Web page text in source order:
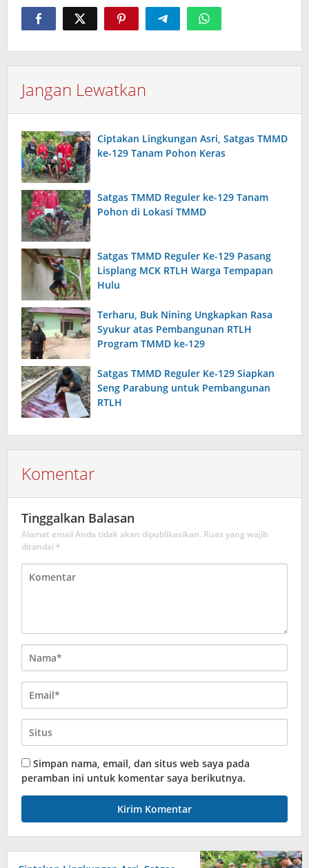
Jangan Lewatkan
Ciptakan Lingkungan Asri, Satgas TMMD
ke-129 Tanam Pohon Keras
Satgas TMMD Reguler ke-129 Tanam
Pohon di Lokasi TMMD
Satgas TMMD Reguler Ke-129 Pasang
Lisplang MCK RTLH Warga Tempapan
Hulu
Terharu, Buk Nining Ungkapkan Rasa
Syukur atas Pembangunan RTLH
Program TMMD ke-129
Satgas TMMD Reguler Ke-129 Siapkan
Seng Parabung untuk Pembangunan
RTLH
Komentar
Tinggalkan Balasan
Alamat email Anda tidak akan dipublikasikan. Ruas yang wajib
ditandai *
Simpan nama, email, dan situs web saya pada
peramban ini untuk komentar saya berikutnya.